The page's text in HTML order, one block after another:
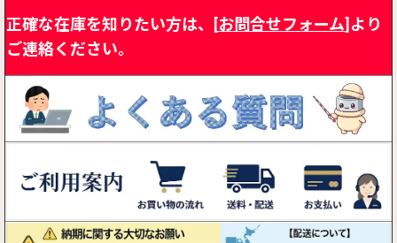
正確な在庫を知りたい方は、[お問合せフォーム]より
ご連絡ください。